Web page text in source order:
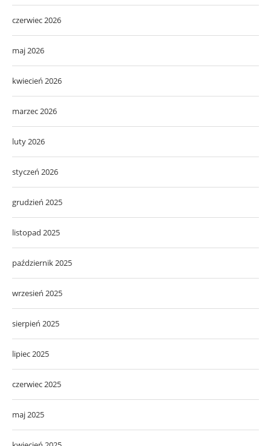
czerwiec 2026
maj 2026
kwiecień 2026
marzec 2026
luty 2026
styczeń 2026
grudzień 2025
listopad 2025
październik 2025
wrzesień 2025
sierpień 2025
lipiec 2025
czerwiec 2025
maj 2025